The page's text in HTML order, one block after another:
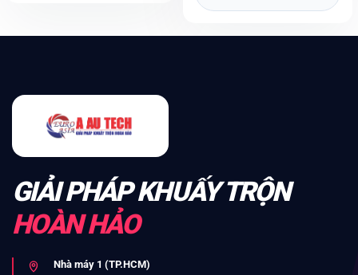
GIẢI PHÁP KHUẤY TRỘN
HOÀN HẢO
Nhà máy 1 (TP.HCM)